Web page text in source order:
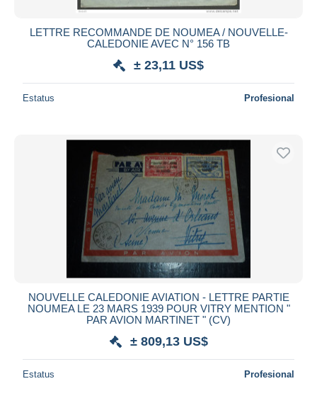
LETTRE RECOMMANDE DE NOUMEA / NOUVELLE-
CALEDONIE AVEC N° 156 TB
± 23,11 US$
Estatus Profesional
NOUVELLE CALEDONIE AVIATION - LETTRE PARTIE
NOUMEA LE 23 MARS 1939 POUR VITRY MENTION "
PAR AVION MARTINET " (CV)
± 809,13 US$
Estatus Profesional